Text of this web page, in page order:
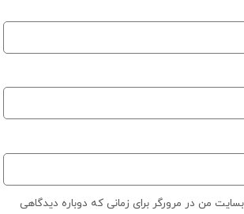
من در مرورگر برای زمانی که دوباره دیدگاهی